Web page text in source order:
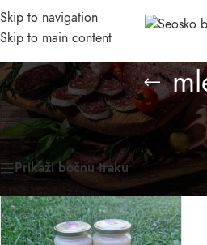
Skip to navigation
Skip to main content
MENI
Početna/Prirodni domaći proizvodi /
Prikazan jedan rezultat
Prikaži bočnu traku
● Dostupan — Seosko blago